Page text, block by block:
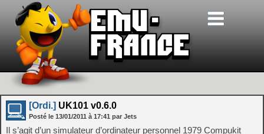
[Ordi.] UK101 v0.6.0
Posté le 13/01/2011 à 17:41 par Jets
Il s’agit d’un simulateur d’ordinateur personnel 1979 Compukit